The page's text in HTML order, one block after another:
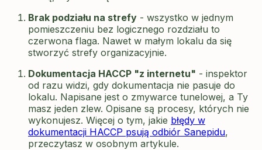
Brak podziału na strefy - wszystko w jednym
pomieszczeniu bez logicznego rozdziału to
czerwona flaga. Nawet w małym lokalu da się
stworzyć strefy organizacyjnie.
Dokumentacja HACCP "z internetu" - inspektor
od razu widzi, gdy dokumentacja nie pasuje do
lokalu. Napisane jest o zmywarce tunelowej, a Ty
masz jeden zlew. Opisane są procesy, których nie
wykonujesz. Więcej o tym, jakie błędy w
dokumentacji HACCP psują odbiór Sanepidu,
przeczytasz w osobnym artykule.